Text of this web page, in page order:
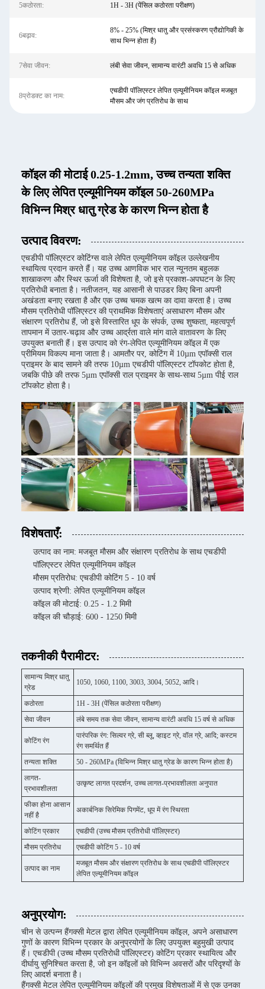
5कठोरता: 1H - 3H (पेंसिल कठोरता परीक्षण)
6बढ़ाव:
8% - 25% (मिश्र धातु और प्रसंस्करण प्रौद्योगिकी के
साथ भिन्न होता है)
7सेवा जीवन: लंबी सेवा जीवन, सामान्य वारंटी अवधि 15 से अधिक
8प्रोडक्ट का नाम:
एचडीपी पॉलिएस्टर लेपित एल्यूमीनियम कॉइल मजबूत
मौसम और जंग प्रतिरोध के साथ
कॉइल की मोटाई 0.25-1.2mm, उच्च तन्यता शक्ति
के लिए लेपित एल्यूमीनियम कॉइल 50-260MPa
विभिन्न मिश्र धातु ग्रेड के कारण भिन्न होता है
उत्पाद विवरण:
एचडीपी पॉलिएस्टर कोटिंग्स वाले लेपित एल्यूमीनियम कॉइल उल्लेखनीय
स्थायित्व प्रदान करते हैं। यह उच्च आणविक भार राल न्यूनतम बहुलक
शाखाकरण और स्थिर ऊर्जा की विशेषता है, जो इसे प्रकाश-अपघटन के लिए
प्रतिरोधी बनाता है। नतीजतन, यह आसानी से पाउडर किए बिना अपनी
अखंडता बनाए रखता है और एक उच्च चमक खत्म का दावा करता है। उच्च
मौसम प्रतिरोधी पॉलिएस्टर की प्राथमिक विशेषताएं असाधारण मौसम और
संक्षारण प्रतिरोध हैं, जो इसे विस्तारित धूप के संपर्क, उच्च शुष्कता, महत्वपूर्ण
तापमान में उतार-चढ़ाव और उच्च आर्द्रता वाले मांग वाले वातावरण के लिए
उपयुक्त बनाती हैं। इस उत्पाद को रंग-लेपित एल्यूमीनियम कॉइल में एक
प्रीमियम विकल्प माना जाता है। आमतौर पर, कोटिंग में 10µm एपॉक्सी राल
प्राइमर के बाद सामने की तरफ 10µm एचडीपी पॉलिएस्टर टॉपकोट होता है,
जबकि पीछे की तरफ 5µm एपॉक्सी राल प्राइमर के साथ-साथ 5µm पीई राल
टॉपकोट होता है।
विशेषताएँ:
उत्पाद का नाम: मजबूत मौसम और संक्षारण प्रतिरोध के साथ एचडीपी
पॉलिएस्टर लेपित एल्यूमीनियम कॉइल
मौसम प्रतिरोध: एचडीपी कोटिंग 5 - 10 वर्ष
उत्पाद श्रेणी: लेपित एल्यूमीनियम कॉइल
कॉइल की मोटाई: 0.25 - 1.2 मिमी
कॉइल की चौड़ाई: 600 - 1250 मिमी
तकनीकी पैरामीटर:
सामान्य मिश्र धातु
ग्रेड
1050, 1060, 1100, 3003, 3004, 5052, आदि।
कठोरता
1H - 3H (पेंसिल कठोरता परीक्षण)
सेवा जीवन
लंबे समय तक सेवा जीवन, सामान्य वारंटी अवधि 15 वर्ष से अधिक
कोटिंग रंग
पारंपरिक रंग: सिल्वर ग्रे, सी ब्लू, व्हाइट ग्रे, वॉल ग्रे, आदि; कस्टम
रंग समर्थित हैं
तन्यता शक्ति
50 - 260MPa (विभिन्न मिश्र धातु ग्रेड के कारण भिन्न होता है)
लागत-
प्रभावशीलता
उत्कृष्ट लागत प्रदर्शन, उच्च लागत-प्रभावशीलता अनुपात
फीका होना आसान
नहीं है
अकार्बनिक सिरेमिक पिगमेंट, धूप में रंग स्थिरता
कोटिंग प्रकार
एचडीपी (उच्च मौसम प्रतिरोधी पॉलिएस्टर)
मौसम प्रतिरोध
एचडीपी कोटिंग 5 - 10 वर्ष
उत्पाद का नाम
मजबूत मौसम और संक्षारण प्रतिरोध के साथ एचडीपी पॉलिएस्टर
लेपित एल्यूमीनियम कॉइल
अनुप्रयोग:
चीन से उत्पन्न हैंगक्सी मेटल द्वारा लेपित एल्यूमीनियम कॉइल, अपने असाधारण
गुणों के कारण विभिन्न प्रकार के अनुप्रयोगों के लिए उपयुक्त बहुमुखी उत्पाद
हैं। एचडीपी (उच्च मौसम प्रतिरोधी पॉलिएस्टर) कोटिंग प्रकार स्थायित्व और
दीर्घायु सुनिश्चित करता है, जो इन कॉइलों को विभिन्न अवसरों और परिदृश्यों के
लिए आदर्श बनाता है।
हैंगक्सी मेटल लेपित एल्यूमीनियम कॉइलों की प्रमुख विशेषताओं में से एक उनका